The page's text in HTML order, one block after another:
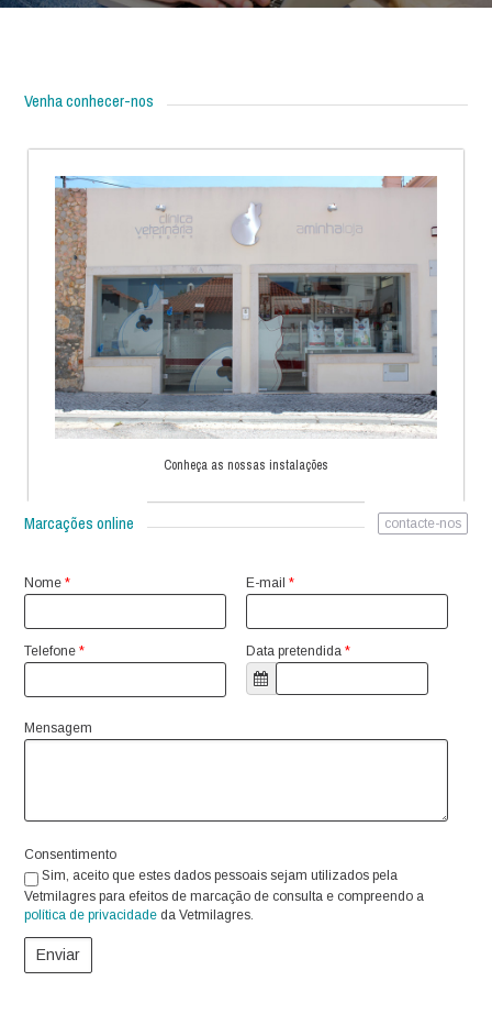
Venha conhecer-nos
Conheça as nossas instalações
Marcações online contacte-nos
Nome* E-mail *
Telefone* Data pretendida *
Mensagem
Consentimento
Sim, aceito que estes dados pessoais sejam utilizados pela
Vetmilagres para efeitos de marcação de consulta e compreendo a
política de privacidade da Vetmilagres.